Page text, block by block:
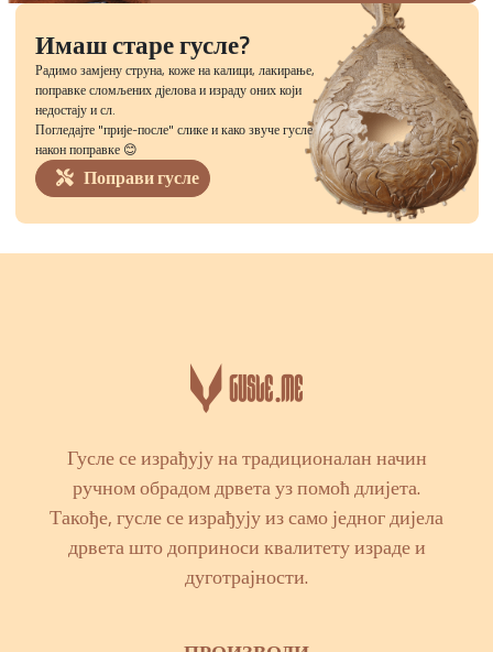
Имаш старе гусле?
Радимо замјену струна, коже на калици, лакирање,
поправке сломљених дјелова и израду оних који
недостају и сл.
Погледајте "прије-после" слике и како звуче гусле
након поправке 😊
Поправи гусле
Гусле се израђују на традиционалан начин
ручном обрадом дрвета уз помоћ длијета.
Такође, гусле се израђују из само једног дијела
дрвета што доприноси квалитету израде и
дуготрајности.